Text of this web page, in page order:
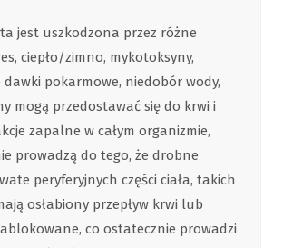
jest uszkodzona przez różne
ciepło/zimno, mykotoksyny,
pokarmowe, niedobór wody,
mogą przedostawać się do krwi i
zapalne w całym organizmie,
prowadzą do tego, że drobne
peryferyjnych części ciała, takich
osłabiony przepływ krwi lub
co ostatecznie prowadzi